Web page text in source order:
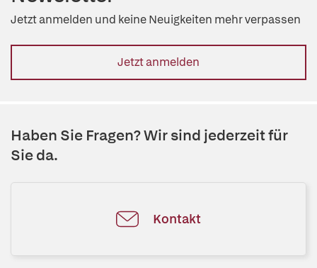
Jetzt anmelden und keine Neuigkeiten mehr verpassen
Jetzt anmelden
Haben Sie Fragen? Wir sind jederzeit für
Sie da.
Kontakt